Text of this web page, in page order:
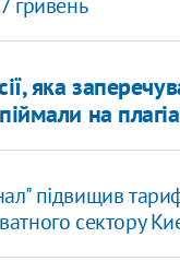
гривень
яка
на
підвищив
сектору